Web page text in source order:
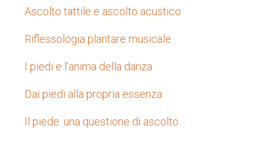
Ascolto tattile e ascolto acustico
Riflessologia plantare musicale
I piedi e l’anima della danza
Dai piedi alla propria essenza
Il piede: una questione di ascolto